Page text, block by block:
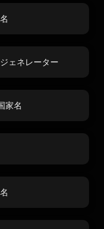
ェネレーター
家名